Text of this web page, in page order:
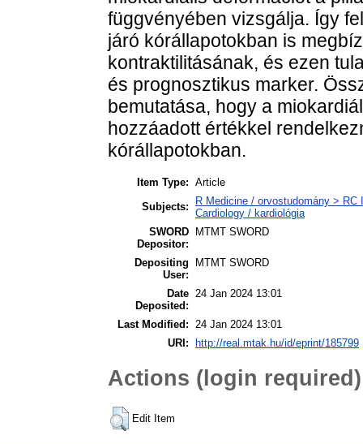
függvényében vizsgálja. Így
járó kórállapotokban is
kontraktilitásának, és ezen
és prognosztikus marker.
bemutatása, hogy a
hozzáadott értékkel
kórállapotokban.
Item Type: Article
Subjects:
R Medicine / orvostudomány >
Cardiology / kardiológia
SWORD
Depositor:
MTMT SWORD
Depositing
User:
MTMT SWORD
Date
Deposited:
24 Jan 2024 13:01
Last Modified:
24 Jan 2024 13:01
URI:
http://real.mtak.hu/id/eprint/185799
Actions (login required)
Edit Item